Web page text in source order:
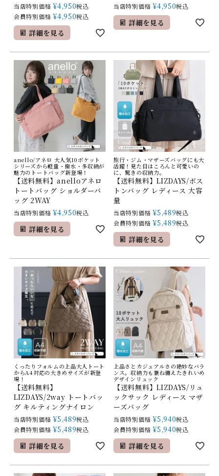
当店特別価格 ¥4,950税込
会員特別価格 ¥4,950税込
詳細を見る
当店特別価格 ¥4,950税込
詳細を見る
anello/アネロ 大人気10ポケット
シリーズから軽量・撥水・多収納が
魅力のトートバッグ新登場！
【送料無料】anelloアネロ
トートバッグ ショルダーバ
ッグ 2WAY
当店特別価格 ¥4,950税込
詳細を見る
旅行・ジム・マザーズバッグにも大
活躍！見た目はころんと可愛いの
に、驚きの収納力。
【送料無料】LIZDAYS/ボス
トンバッグ レディース 大容
量
当店特別価格 ¥5,489税込
会員特別価格 ¥5,489税込
詳細を見る
くったりフォルムの上品大人トート
からA4対応の大きめサイズが新登
場！
【送料無料】
LIZDAYS/2way トートバッ
グ キルティングナイロン
当店特別価格 ¥5,489税込
会員特別価格 ¥5,489税込
詳細を見る
上品さとカジュアルさの絶妙なバラ
ンス。収納力も兼ね備えたきれいめ
デザインリュック
【送料無料】LIZDAYS/リュ
ックサック レディース マザ
ーズバッグ
当店特別価格 ¥5,940税込
会員特別価格 ¥5,940税込
詳細を見る